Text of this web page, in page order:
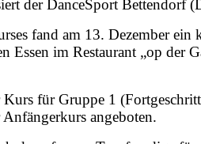
der DanceSport Bettendorf
fand am 13. Dezember
Essen im Restaurant „op der
für Gruppe 1
angeboten.